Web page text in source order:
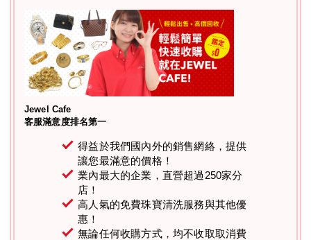
Jewel Cafe
客服滿意度排名第一
得益於我們國內外的銷售網絡，提供
讓您最滿意的價格！
業內最大的企業，直營超過250家分
店！
高人氣的免費珠寶清洗服務與其他優
惠！
無論任何收購方式，均不收取取消費